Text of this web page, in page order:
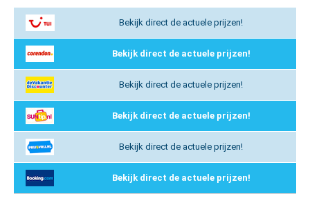
Bekijk direct de actuele prijzen!
Bekijk direct de actuele prijzen!
Bekijk direct de actuele prijzen!
Bekijk direct de actuele prijzen!
Bekijk direct de actuele prijzen!
Bekijk direct de actuele prijzen!